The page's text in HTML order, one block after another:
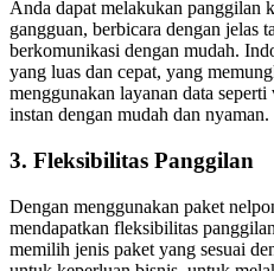
Anda dapat melakukan panggilan
gangguan, berbicara dengan jelas
berkomunikasi dengan mudah.
yang luas dan cepat, yang
menggunakan layanan data
instan dengan mudah dan nyaman.
3. Fleksibilitas Panggilan
Dengan menggunakan paket
mendapatkan fleksibilitas
memilih jenis paket yang sesuai